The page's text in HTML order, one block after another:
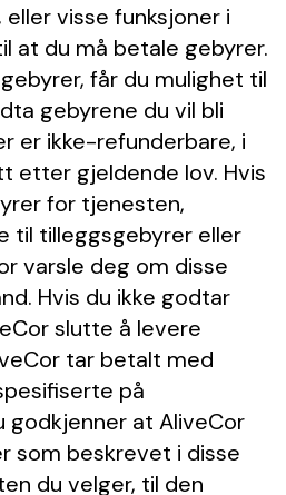
visse funksjoner i
at du må betale gebyrer.
får du mulighet til
gebyrene du vil bli
er ikke-refunderbare, i
etter gjeldende lov. Hvis
for tjenesten,
til tilleggsgebyrer eller
varsle deg om disse
Hvis du ikke godtar
slutte å levere
tar betalt med
på
godkjenner at AliveCor
som beskrevet i disse
du velger, til den